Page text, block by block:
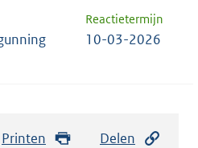
Reactietermijn
10-03-2026
Printen Delen